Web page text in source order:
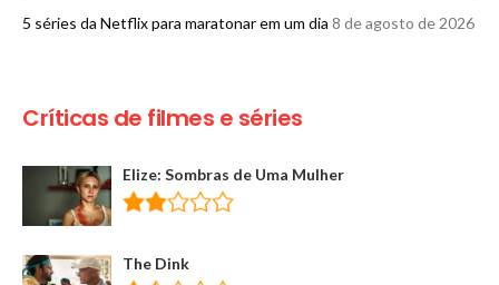
5 séries da Netflix para maratonar em um dia 8 de agosto de 2026
Críticas de filmes e séries
Elize: Sombras de Uma Mulher
The Dink